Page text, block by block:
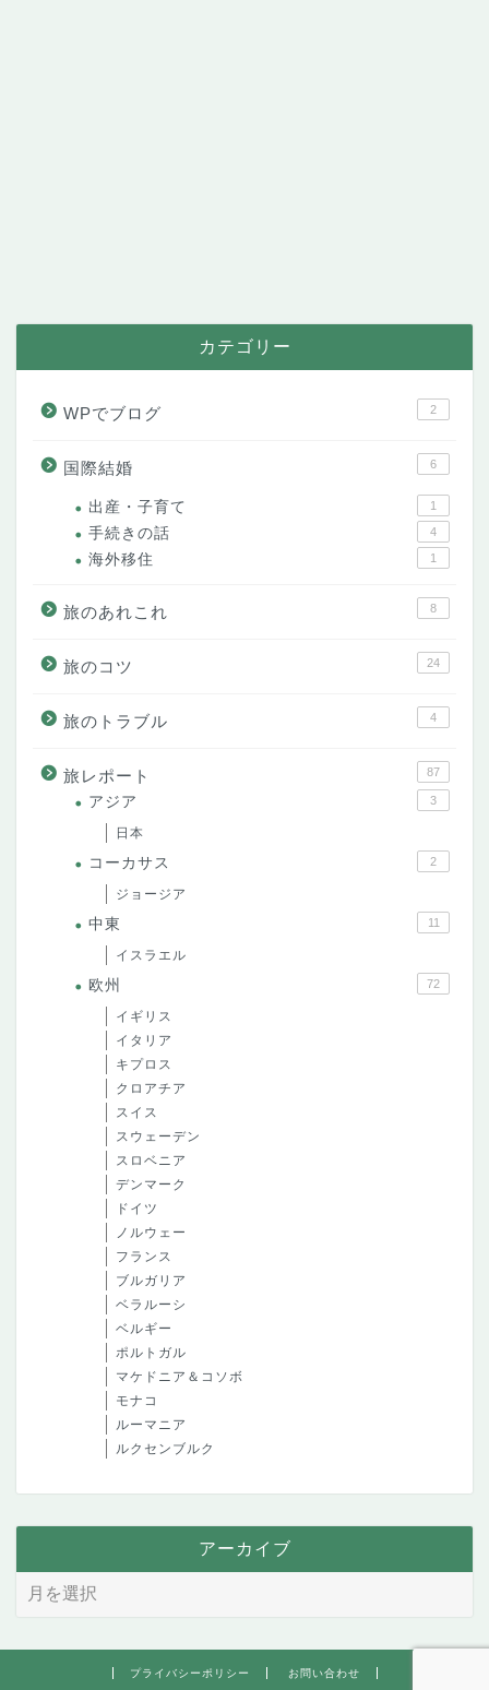
カテゴリー
WPでブログ 2
国際結婚 6
出産・子育て 1
手続きの話 4
海外移住 1
旅のあれこれ 8
旅のコツ 24
旅のトラブル 4
旅レポート 87
アジア 3
日本
コーカサス 2
ジョージア
中東 11
イスラエル
欧州 72
イギリス
イタリア
キプロス
クロアチア
スイス
スウェーデン
スロベニア
デンマーク
ドイツ
ノルウェー
フランス
ブルガリア
ベラルーシ
ベルギー
ポルトガル
マケドニア＆コソボ
モナコ
ルーマニア
ルクセンブルク
アーカイブ
プライバシーポリシー お問い合わせ